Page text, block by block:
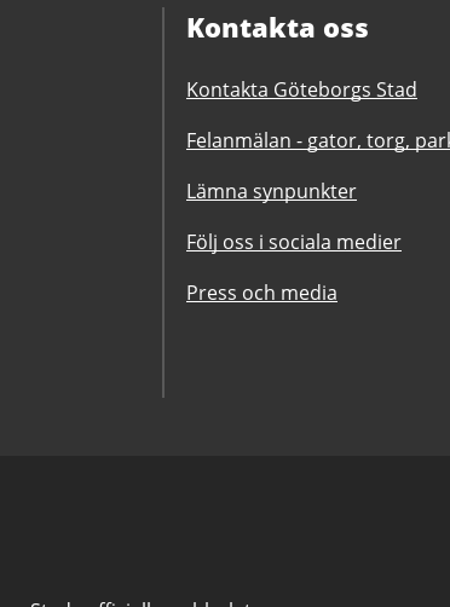
Kontakta oss
Kontakta Göteborgs Stad
Felanmälan - gator, torg,
Lämna synpunkter
Följ oss i sociala medier
Press och media